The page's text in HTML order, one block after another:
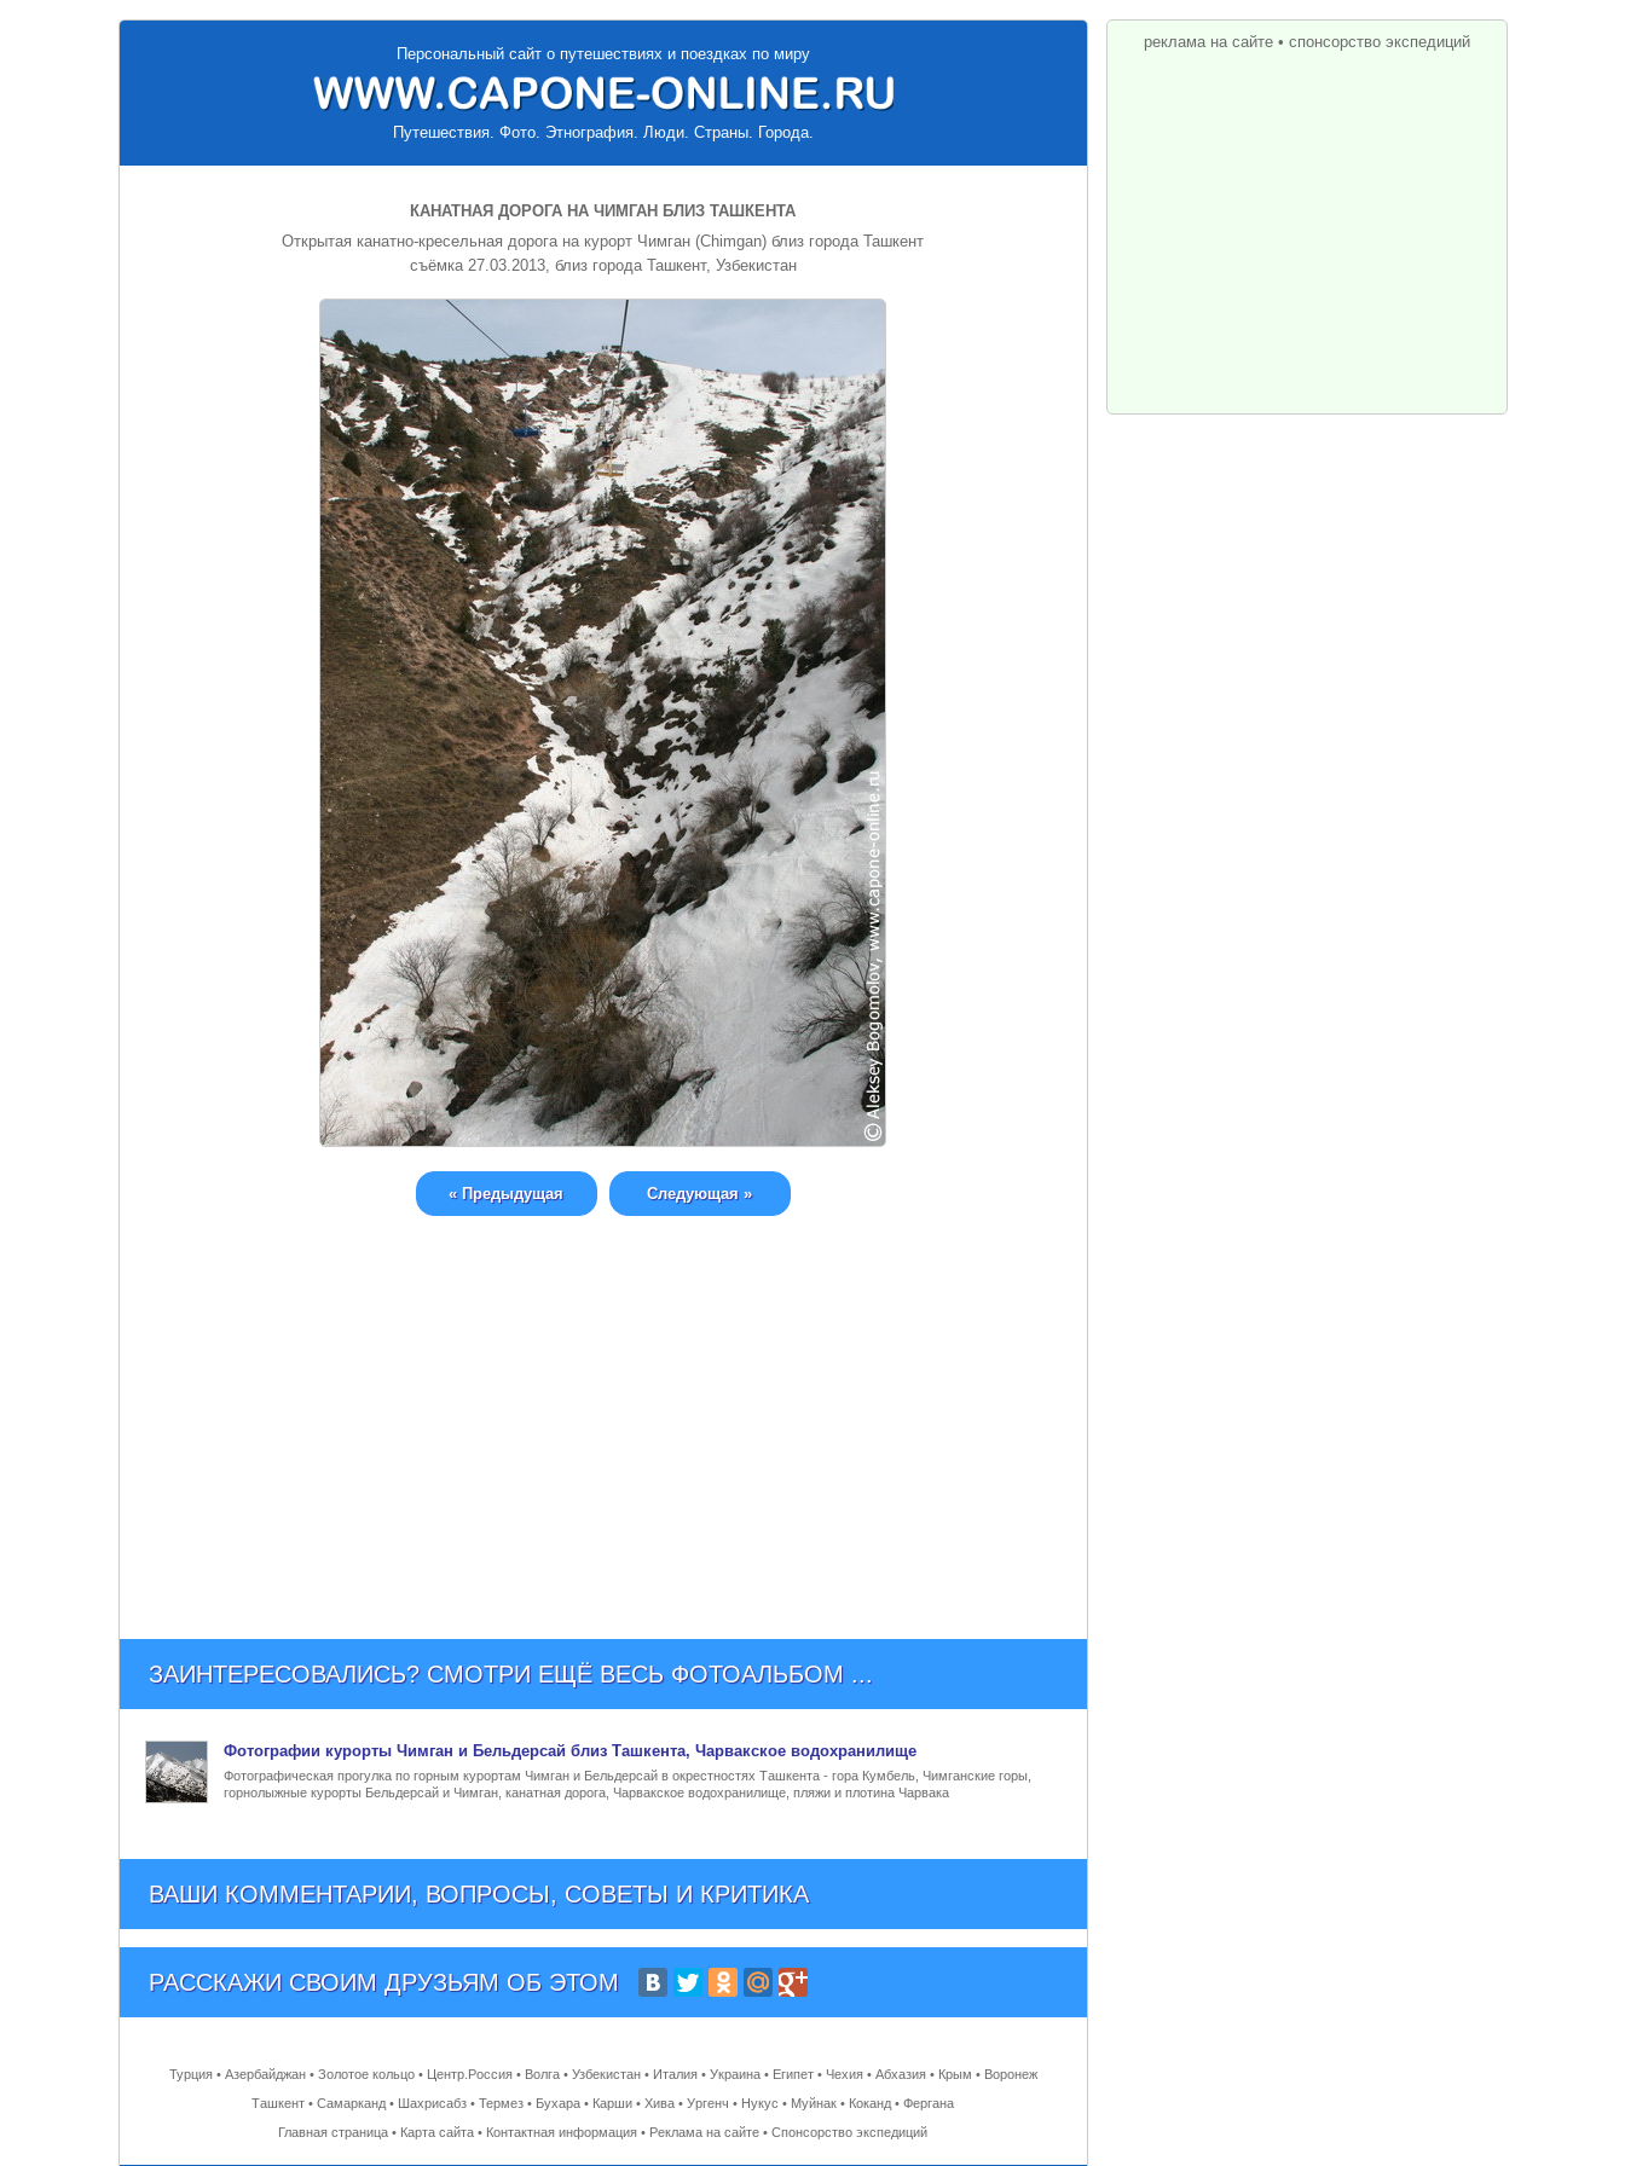
Персональный сайт о путешествиях и поездках по миру
Путешествия. Фото. Этнография. Люди. Страны. Города.
КАНАТНАЯ ДОРОГА НА ЧИМГАН БЛИЗ ТАШКЕНТА
Открытая канатно-кресельная дорога на курорт Чимган (Chimgan) близ города Ташкент
съёмка 27.03.2013, близ города Ташкент, Узбекистан
« Предыдущая Следующая »
ЗАИНТЕРЕСОВАЛИСЬ? СМОТРИ ЕЩЁ ВЕСЬ ФОТОАЛЬБОМ ...
Фотографии курорты Чимган и Бельдерсай близ Ташкента, Чарвакское водохранилище
Фотографическая прогулка по горным курортам Чимган и Бельдерсай в окрестностях Ташкента - гора Кумбель, Чимганские горы,
горнолыжные курорты Бельдерсай и Чимган, канатная дорога, Чарвакское водохранилище, пляжи и плотина Чарвака
ВАШИ КОММЕНТАРИИ, ВОПРОСЫ, СОВЕТЫ И КРИТИКА
РАССКАЖИ СВОИМ ДРУЗЬЯМ ОБ ЭТОМ
Турция• Азербайджан• Золотое кольцо• Центр.Россия• Волга• Узбекистан• Италия• Украина• Египет• Чехия• Абхазия• Крым • Воронеж
Ташкент • Самарканд • Шахрисабз • Термез • Бухара • Карши • Хива • Ургенч • Нукус • Муйнак • Коканд • Фергана
Главная страница • Карта сайта • Контактная информация • Реклама на сайте • Спонсорство экспедиций
реклама на сайте• спонсорство экспедиций